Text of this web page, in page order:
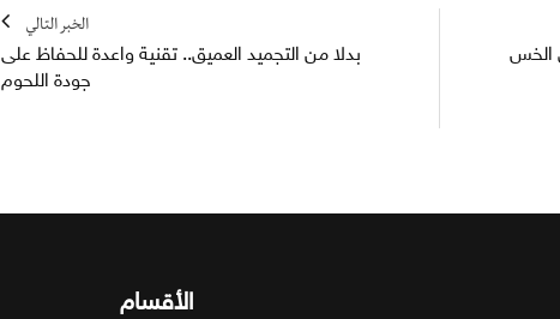
الخس
الخبر التالي
بدلا من التجميد العميق.. تقنية واعدة للحفاظ على
جودة اللحوم
الأقسام